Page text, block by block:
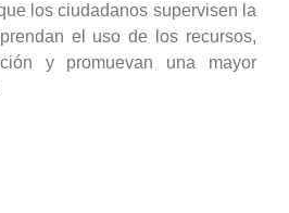
los ciudadanos supervisen la
el uso de los recursos,
y promuevan una mayor